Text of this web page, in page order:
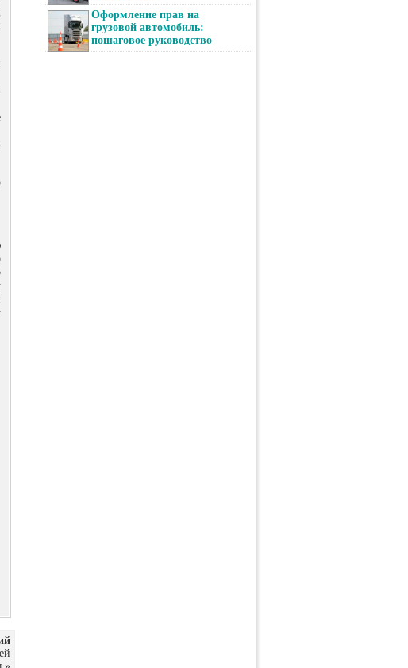
Оформление прав на
грузовой автомобиль:
пошаговое руководство